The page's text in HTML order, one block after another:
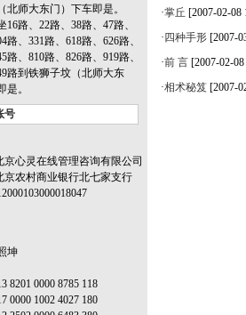
北师大东门）下车即是。
16路、22路、38路、47路、
路、331路、618路、626路、
路、810路、826路、919路、
路到铁狮子坟（北师大东
是。
号
京心灵在线管理咨询有限公司
京农村商业银行北七家支行
坤
8201 0000 8785 118
0000 1002 4027 180
·掌丘 [2007-02-08
· 四种手形 [2007-
·前 言 [2007-02-
·相术秘笈 [2007-